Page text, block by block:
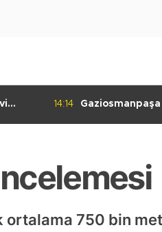
14:14
ortalama 750 bin